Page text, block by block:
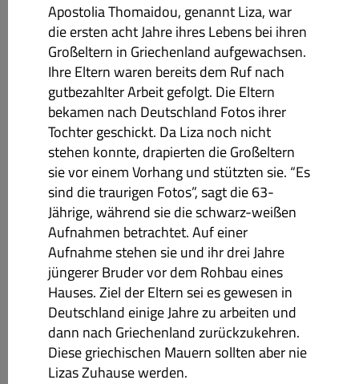
Apostolia Thomaidou, genannt Liza, war
die ersten acht Jahre ihres Lebens bei ihren
Großeltern in Griechenland aufgewachsen.
Ihre Eltern waren bereits dem Ruf nach
gutbezahlter Arbeit gefolgt. Die Eltern
bekamen nach Deutschland Fotos ihrer
Tochter geschickt. Da Liza noch nicht
stehen konnte, drapierten die Großeltern
sie vor einem Vorhang und stützten sie. “Es
sind die traurigen Fotos”, sagt die 63-
Jährige, während sie die schwarz-weißen
Aufnahmen betrachtet. Auf einer
Aufnahme stehen sie und ihr drei Jahre
jüngerer Bruder vor dem Rohbau eines
Hauses. Ziel der Eltern sei es gewesen in
Deutschland einige Jahre zu arbeiten und
dann nach Griechenland zurückzukehren.
Diese griechischen Mauern sollten aber nie
Lizas Zuhause werden.